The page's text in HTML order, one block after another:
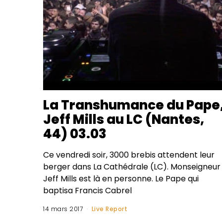
La Transhumance du
Jeff Mills au LC (Nantes,
44) 03.03
Ce vendredi soir, 3000 brebis attendent leur
berger dans La Cathédrale (LC). Monseigneur
Jeff Mills est là en personne. Le Pape qui
baptisa Francis Cabrel
14 mars 2017 Live Report